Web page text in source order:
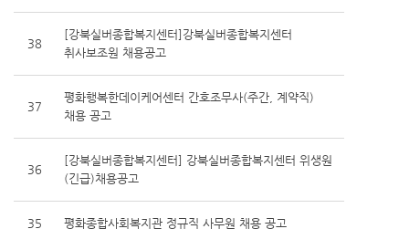
38
[강북실버종합복지센터]강북실버종합복지센터
취사보조원 채용공고
37
평화행복한데이케어센터 간호조무사(주간, 계약직)
채용 공고
36
[강북실버종합복지센터] 강북실버종합복지센터 위생원
(긴급)채용공고
35 평화종합사회복지관 정규직 사무원 채용 공고